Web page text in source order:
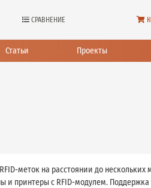
СРАВНЕНИЕ
Статьи Проекты
меток на расстоянии до нескольких
принтеры с RFID-модулем. Поддержка